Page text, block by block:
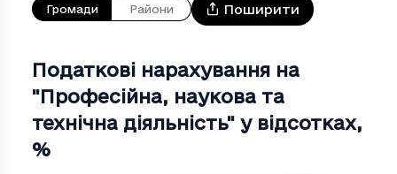
Громади Райони Поширити
Податкові нарахування на
"Професiйна, наукова та
технiчна дiяльнiсть" у відсотках,
%